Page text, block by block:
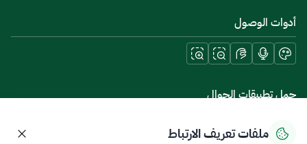
أدوات الوصول
حمل تطبيقات الجوال
ملفات تعريف الارتباط